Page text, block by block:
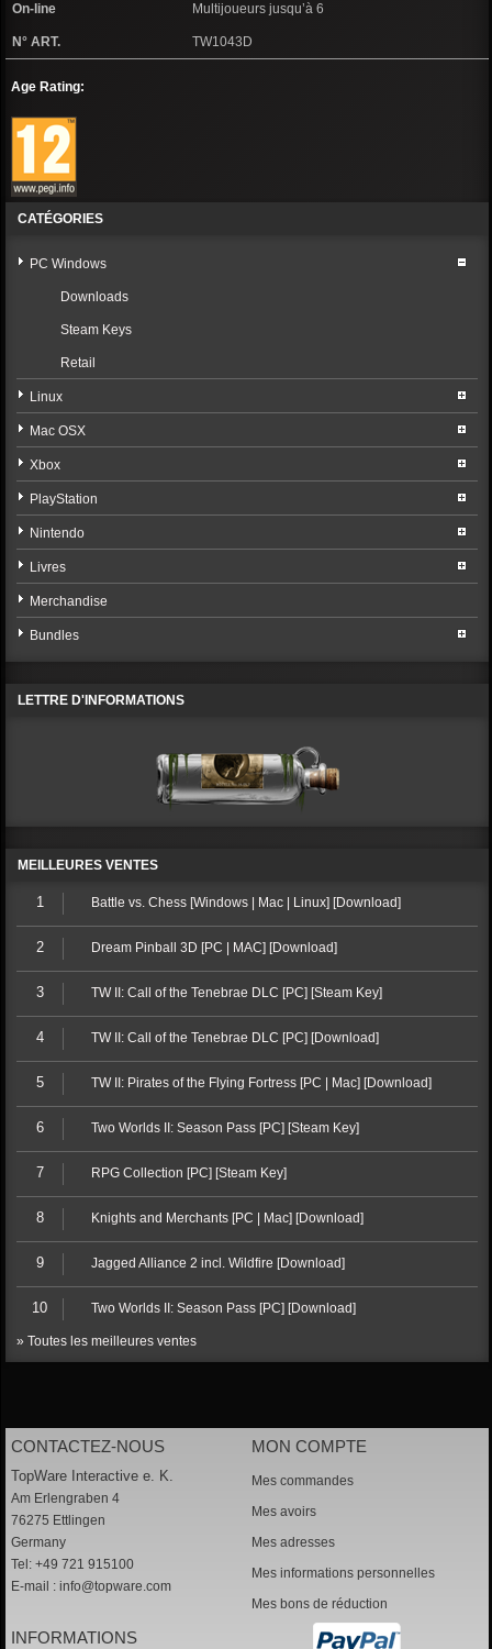
On-line Multijoueurs jusqu’à 6
N° ART. TW1043D
Age Rating:
CATÉGORIES
PC Windows
Downloads
Steam Keys
Retail
Linux
Mac OSX
Xbox
PlayStation
Nintendo
Livres
Merchandise
Bundles
LETTRE D'INFORMATIONS
MEILLEURES VENTES
1 Battle vs. Chess [Windows | Mac | Linux] [Download]
2 Dream Pinball 3D [PC | MAC] [Download]
3 TW II: Call of the Tenebrae DLC [PC] [Steam Key]
4 TW II: Call of the Tenebrae DLC [PC] [Download]
5 TW II: Pirates of the Flying Fortress [PC | Mac] [Download]
6 Two Worlds II: Season Pass [PC] [Steam Key]
7 RPG Collection [PC] [Steam Key]
8 Knights and Merchants [PC | Mac] [Download]
9 Jagged Alliance 2 incl. Wildfire [Download]
10 Two Worlds II: Season Pass [PC] [Download]
» Toutes les meilleures ventes
CONTACTEZ-NOUS
TopWare Interactive e. K.
Am Erlengraben 4
76275 Ettlingen
Germany
Tel: +49 721 915100
E-mail : info@topware.com
MON COMPTE
Mes commandes
Mes avoirs
Mes adresses
Mes informations personnelles
Mes bons de réduction
INFORMATIONS